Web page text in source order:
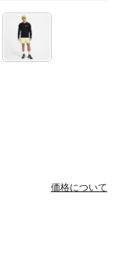
価格について